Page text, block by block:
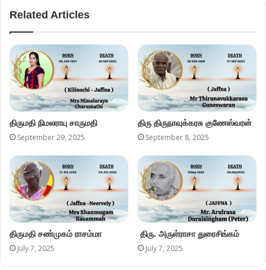
Related Articles
திருமதி நிமலராயு சாருமதி
September 29, 2025
திரு திருநாவுக்கரசு குணேஸ்வரன்
September 8, 2025
திருமதி சண்முகம் ராசம்மா
July 7, 2025
திரு. அருள்ராசா துரைசிங்கம்
July 7, 2025